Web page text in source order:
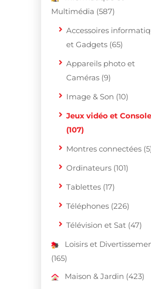
Multimédia (587)
Accessoires
et Gadgets (65)
Appareils photo et
Caméras (9)
Image & Son (10)
Jeux vidéo et
(107)
Montres connectées
Ordinateurs (101)
Tablettes (17)
Téléphones (226)
Télévision et Sat (47)
Loisirs et
(165)
Maison & Jardin (423)